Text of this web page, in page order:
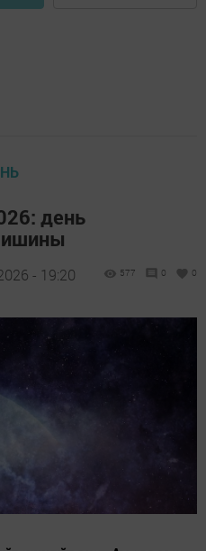
день
- 19:20 577 0 0